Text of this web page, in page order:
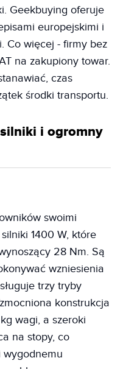
Geekbuying oferuje
europejskimi i
Co więcej - firmy bez
na zakupiony towar.
czas
środki transportu.
i ogromny
swoimi
1400 W, które
28 Nm. Są
wzniesienia
trzy tryby
konstrukcja
wagi, a szeroki
na stopy, co
wygodnemu